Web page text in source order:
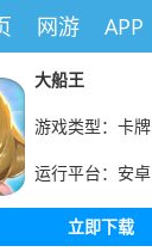
网游 APP
大船王
游戏类型：卡牌
运行平台：安卓
立即下载